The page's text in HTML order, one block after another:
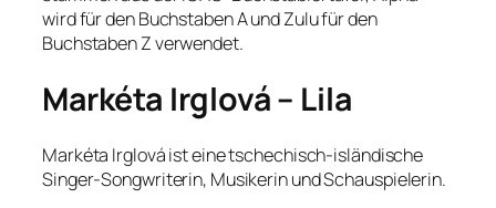
wird für den Buchstaben A und Zulu für den
Buchstaben Z verwendet.
Markéta Irglová – Lila
Markéta Irglová ist eine tschechisch-isländische
Singer-Songwriterin, Musikerin und Schauspielerin.